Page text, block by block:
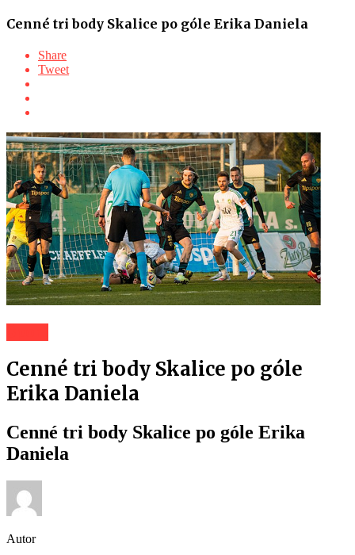
Cenné tri body Skalice po góle Erika Daniela
Share
Tweet
Cenné tri body Skalice po góle
Erika Daniela
Cenné tri body Skalice po góle Erika
Daniela
Autor